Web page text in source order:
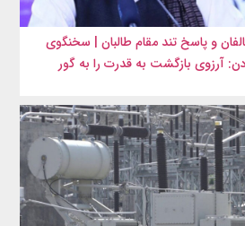
و پاسخ تند مقام طالبان | سخنگوی
آرزوی بازگشت به قدرت را به گور